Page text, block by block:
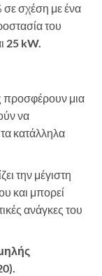
σε σχέση με ένα
του
25 kW.
προσφέρουν μια
να
κατάλληλα
την μέγιστη
και μπορεί
ανάγκες του